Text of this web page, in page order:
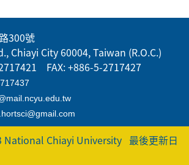
300號
Chiayi City 60004, Taiwan (R.O.C.)
FAX: +886-5-2717427
Chiayi University 最後更新日